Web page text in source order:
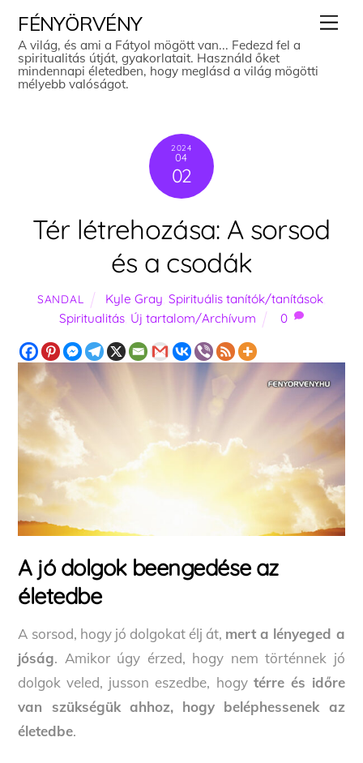
content
FÉNYÖRVÉNY
A világ, és ami a Fátyol mögött van... Fedezd fel a
spiritualitás útját, gyakorlatait. Használd őket
mindennapi életedben, hogy meglásd a világ mögötti
mélyebb valóságot.
2024
04
02
Tér létrehozása: A sorsod
és a csodák
SANDAL Kyle Gray Spirituális tanítók/tanítások,
Spiritualitás, Új tartalom/Archívum 0
A jó dolgok beengedése az
életedbe
A sorsod, hogy jó dolgokat élj át, mert a lényeged a
jóság. Amikor úgy érzed, hogy nem történnek jó
dolgok veled, jusson eszedbe, hogy térre és időre
van szükségük ahhoz, hogy beléphessenek az
életedbe.